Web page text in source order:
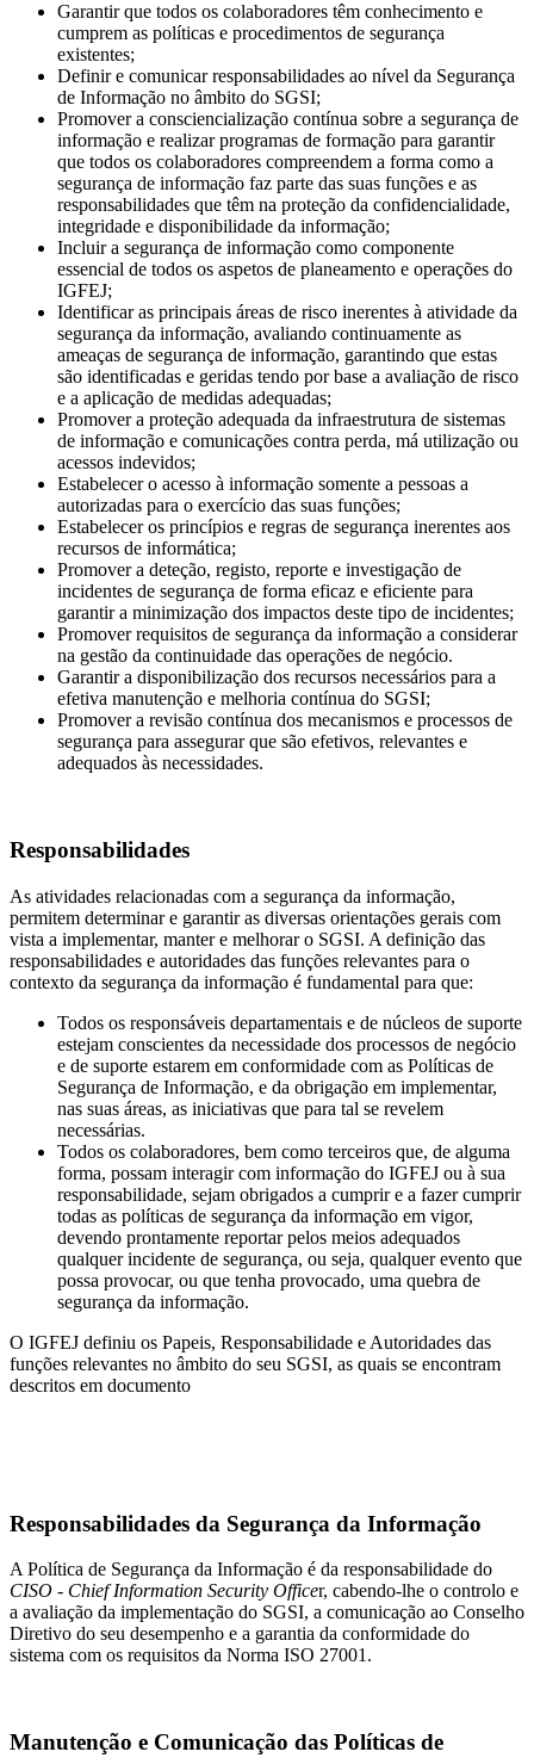
Garantir que todos os colaboradores têm conhecimento e
cumprem as políticas e procedimentos de segurança
existentes;
Definir e comunicar responsabilidades ao nível da Segurança
de Informação no âmbito do SGSI;
Promover a consciencialização contínua sobre a segurança de
informação e realizar programas de formação para garantir
que todos os colaboradores compreendem a forma como a
segurança de informação faz parte das suas funções e as
responsabilidades que têm na proteção da confidencialidade,
integridade e disponibilidade da informação;
Incluir a segurança de informação como componente
essencial de todos os aspetos de planeamento e operações do
IGFEJ;
Identificar as principais áreas de risco inerentes à atividade da
segurança da informação, avaliando continuamente as
ameaças de segurança de informação, garantindo que estas
são identificadas e geridas tendo por base a avaliação de risco
e a aplicação de medidas adequadas;
Promover a proteção adequada da infraestrutura de sistemas
de informação e comunicações contra perda, má utilização ou
acessos indevidos;
Estabelecer o acesso à informação somente a pessoas a
autorizadas para o exercício das suas funções;
Estabelecer os princípios e regras de segurança inerentes aos
recursos de informática;
Promover a deteção, registo, reporte e investigação de
incidentes de segurança de forma eficaz e eficiente para
garantir a minimização dos impactos deste tipo de incidentes;
Promover requisitos de segurança da informação a considerar
na gestão da continuidade das operações de negócio.
Garantir a disponibilização dos recursos necessários para a
efetiva manutenção e melhoria contínua do SGSI;
Promover a revisão contínua dos mecanismos e processos de
segurança para assegurar que são efetivos, relevantes e
adequados às necessidades.
Responsabilidades
As atividades relacionadas com a segurança da informação,
permitem determinar e garantir as diversas orientações gerais com
vista a implementar, manter e melhorar o SGSI. A definição das
responsabilidades e autoridades das funções relevantes para o
contexto da segurança da informação é fundamental para que:
Todos os responsáveis departamentais e de núcleos de suporte
estejam conscientes da necessidade dos processos de negócio
e de suporte estarem em conformidade com as Políticas de
Segurança de Informação, e da obrigação em implementar,
nas suas áreas, as iniciativas que para tal se revelem
necessárias.
Todos os colaboradores, bem como terceiros que, de alguma
forma, possam interagir com informação do IGFEJ ou à sua
responsabilidade, sejam obrigados a cumprir e a fazer cumprir
todas as políticas de segurança da informação em vigor,
devendo prontamente reportar pelos meios adequados
qualquer incidente de segurança, ou seja, qualquer evento que
possa provocar, ou que tenha provocado, uma quebra de
segurança da informação.
O IGFEJ definiu os Papeis, Responsabilidade e Autoridades das
funções relevantes no âmbito do seu SGSI, as quais se encontram
descritos em documento
Responsabilidades da Segurança da Informação
A Política de Segurança da Informação é da responsabilidade do
CISO - Chief Information Security Officer, cabendo-lhe o controlo e
a avaliação da implementação do SGSI, a comunicação ao Conselho
Diretivo do seu desempenho e a garantia da conformidade do
sistema com os requisitos da Norma ISO 27001.
Manutenção e Comunicação das Políticas de